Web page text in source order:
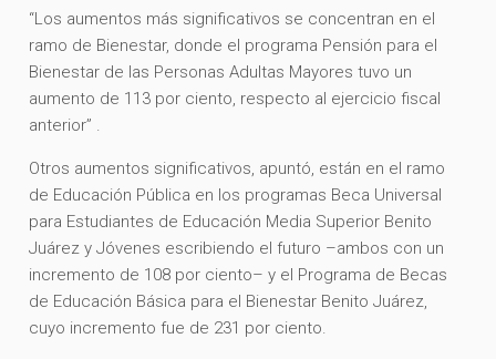
“Los aumentos más significativos se concentran en el
ramo de Bienestar, donde el programa Pensión para el
Bienestar de las Personas Adultas Mayores tuvo un
aumento de 113 por ciento, respecto al ejercicio fiscal
anterior” .
Otros aumentos significativos, apuntó, están en el ramo
de Educación Pública en los programas Beca Universal
para Estudiantes de Educación Media Superior Benito
Juárez y Jóvenes escribiendo el futuro –ambos con un
incremento de 108 por ciento– y el Programa de Becas
de Educación Básica para el Bienestar Benito Juárez,
cuyo incremento fue de 231 por ciento.